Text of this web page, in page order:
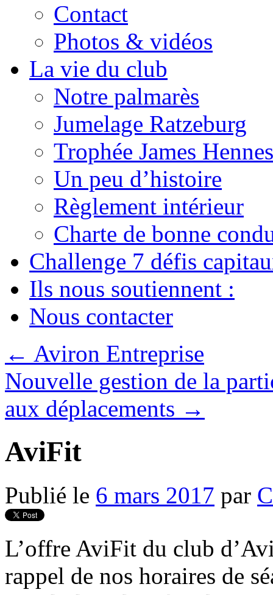
Contact
Photos & vidéos
La vie du club
Notre palmarès
Jumelage Ratzeburg
Trophée James
Un peu d’histoire
Règlement intérieur
Charte de bonne
Challenge 7 défis
Ils nous soutiennent :
Nous contacter
← Aviron Entreprise
Nouvelle gestion de la
aux déplacements →
AviFit
Publié le 6 mars 2017 par
L’offre AviFit du club
rappel de nos horaires de